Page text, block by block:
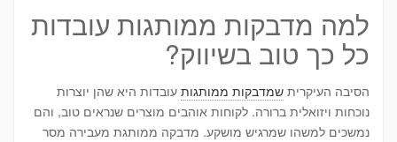
למה מדבקות ממותגות עובדות
כל כך טוב בשיווק?
הסיבה העיקרית שמדבקות ממותגות עובדות היא שהן יוצרות
נוכחות ויזואלית ברורה. לקוחות אוהבים מוצרים שנראים טוב, והם
נמשכים למשהו שמרגיש מושקע. מדבקה ממותגת מעבירה מסר